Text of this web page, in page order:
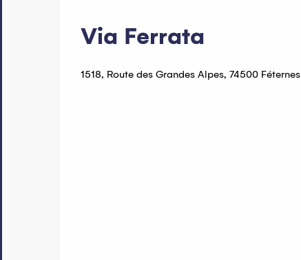
Via Ferrata
1518, Route des Grandes Alpes, 74500 Féternes